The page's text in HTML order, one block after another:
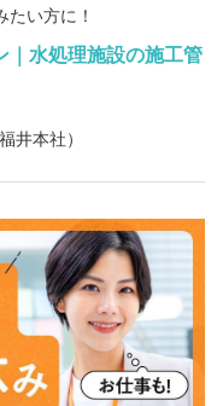
い方に！
｜水処理施設の施工管
井本社）